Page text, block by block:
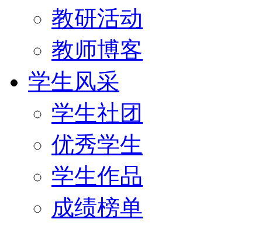
教研活动
教师博客
学生风采
学生社团
优秀学生
学生作品
成绩榜单